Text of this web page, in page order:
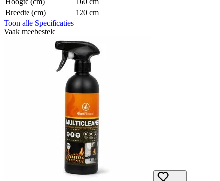
Breedte (cm)
120 cm
Toon alle Specificaties
Vaak meebesteld